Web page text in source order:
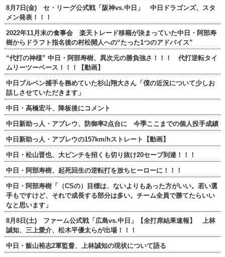
8月7日(金) セ・リーグ公式戦「阪神vs.中日」 中日ドラゴンズ、スタ
メン発表！！！
2022年11月末の食事会 楽天トレード移籍が決まっていた中日・阿部寿
樹からドラフト指名後の村松開人への“たった1つのアドバイス”
“代打の神様” 中日・阿部寿樹、異次元の勝負強さ！！！ 代打逆転タイ
ムリーツーベース！！！【動画】
中日ブルペン捕手を務めていた杉山翔大さん「僕の近況について少しお
話しさせていただきます」
中日・高橋宏斗、降板後にコメント
中日新助っ人・アブレウ、防御率2点台に 今季ここまでの個人投手成績
中日新助っ人・アブレウの157km/hストレート【動画】
中日・松山晋也、大ピンチを招くも切り抜け20セーブ到達！！！
中日・阿部寿樹、起死回生の逆転打を放ちヒーローに！！！
中日・阿部寿樹「（CSの）目標は、ないよりもあった方がいい。若い選
手もですけど、それで成長する部分は多い。チーム全員で勝てたらいい
なと思います」
8月8日(土) ファーム公式戦「広島vs.中日」【全打席結果速報】 上林
誠知、三上愛介、松木平優太らが出場！！！
中日・飯山裕志2軍監督、上林誠知の現状について語る